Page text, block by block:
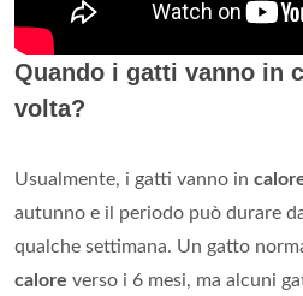
Quando i gatti vanno in
volta?
Usualmente, i gatti vanno in
autunno e il periodo può durare
qualche settimana. Un gatto
calore verso i 6 mesi, ma alcuni